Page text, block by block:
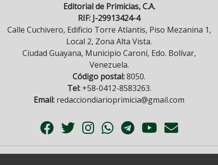
Editorial de Primicias, C.A.
RIF: J-29913424-4
Calle Cuchivero, Edificio Torre Atlantis, Piso Mezanina 1,
Local 2, Zona Alta Vista.
Ciudad Guayana, Municipio Caroní, Edo. Bolívar,
Venezuela.
Código postal:8050.
Tel:+58-0412-8583263.
Email: redacciondiarioprimicia@gmail.com